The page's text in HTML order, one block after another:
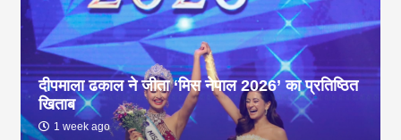
दीपमाला ढकाल ने जीता ‘मिस नेपाल 2026’ का प्रतिष्ठित
खिताब
1 week ago